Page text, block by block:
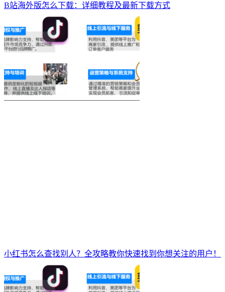
B站海外版怎么下载：详细教程及最新下载方式
小红书怎么查找别人？全攻略教你快速找到你想关注的用户！